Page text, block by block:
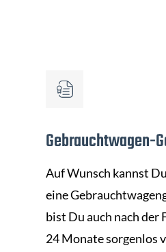
Gebrauchtwagen-
Auf Wunsch kannst
eine
bist Du auch nach der
24 Monate sorgenlos